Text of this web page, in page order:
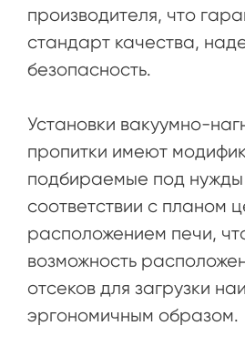
производителя, что
стандарт качества,
безопасность.
Установки вакуумно-
пропитки имеют
подбираемые под нужды
соответствии с планом
расположением печи,
возможность
отсеков для загрузки
эргономичным образом.